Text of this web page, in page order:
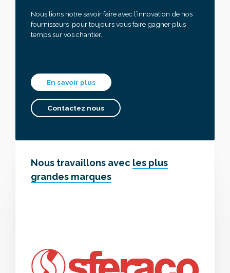
Nous lions notre savoir faire avec l’innovation de nos
fournisseurs pour toujours vous faire gagner plus
temps sur vos chantier.
En savoir plus
Contactez nous
Nous travaillons avec les plus
grandes marques